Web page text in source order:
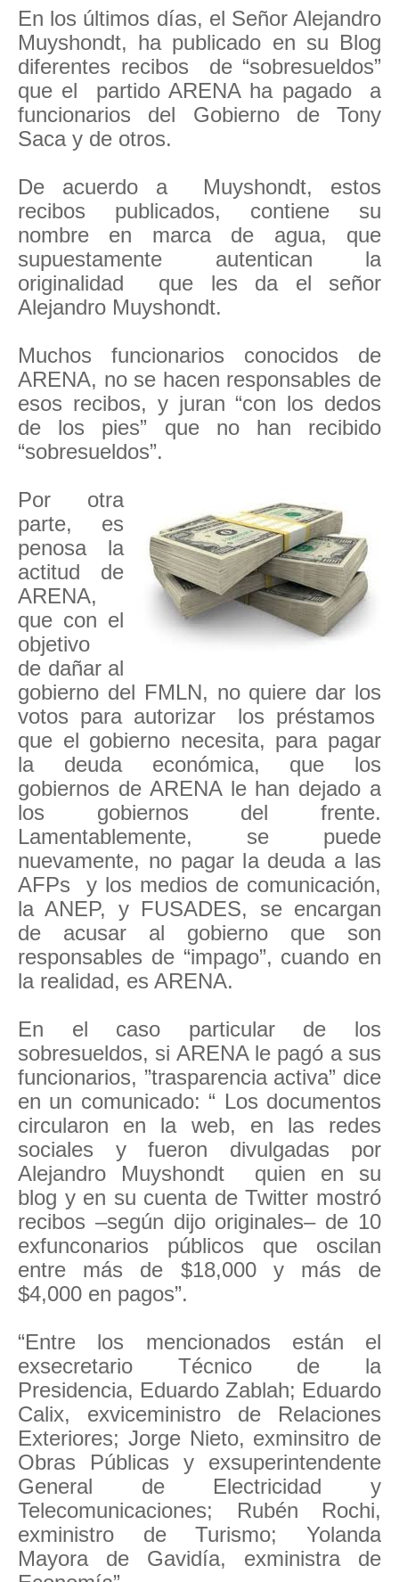
En los últimos días, el Señor Alejandro
Muyshondt, ha publicado en su Blog
diferentes recibos de “sobresueldos”
que el partido ARENA ha pagado a
funcionarios del Gobierno de Tony
Saca y de otros.
De acuerdo a Muyshondt, estos
recibos publicados, contiene su
nombre en marca de agua, que
supuestamente autentican la
originalidad que les da el señor
Alejandro Muyshondt.
Muchos funcionarios conocidos de
ARENA, no se hacen responsables de
esos recibos, y juran “con los dedos
de los pies” que no han recibido
“sobresueldos”.
Por otra
parte, es
penosa la
actitud de
ARENA,
que con el
objetivo
de dañar al
gobierno del FMLN, no quiere dar los
votos para autorizar los préstamos
que el gobierno necesita, para pagar
la deuda económica, que los
gobiernos de ARENA le han dejado a
los gobiernos del frente.
Lamentablemente, se puede
nuevamente, no pagar la deuda a las
AFPs y los medios de comunicación,
la ANEP, y FUSADES, se encargan
de acusar al gobierno que son
responsables de “impago”, cuando en
la realidad, es ARENA.
En el caso particular de los
sobresueldos, si ARENA le pagó a sus
funcionarios, ”trasparencia activa” dice
en un comunicado: “ Los documentos
circularon en la web, en las redes
sociales y fueron divulgadas por
Alejandro Muyshondt quien en su
blog y en su cuenta de Twitter mostró
recibos –según dijo originales– de 10
exfunconarios públicos que oscilan
entre más de $18,000 y más de
$4,000 en pagos”.
“Entre los mencionados están el
exsecretario Técnico de la
Presidencia, Eduardo Zablah; Eduardo
Calix, exviceministro de Relaciones
Exteriores; Jorge Nieto, exminsitro de
Obras Públicas y exsuperintendente
General de Electricidad y
Telecomunicaciones; Rubén Rochi,
exministro de Turismo; Yolanda
Mayora de Gavidía, exministra de